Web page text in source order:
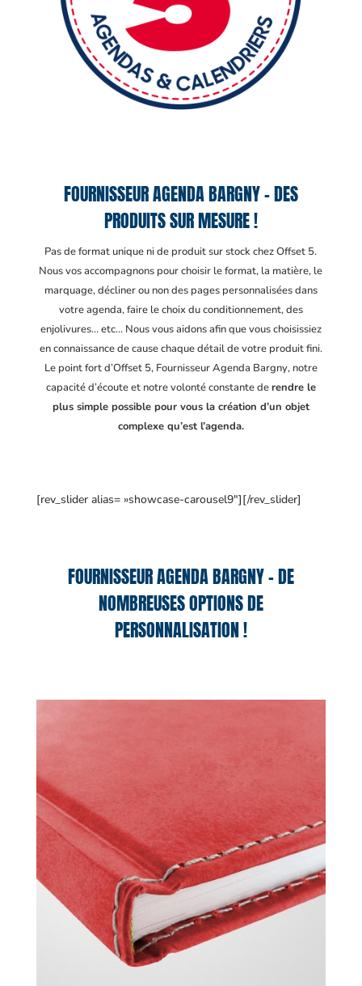
FOURNISSEUR AGENDA BARGNY – DES
PRODUITS SUR MESURE !
Pas de format unique ni de produit sur stock chez Offset 5.
Nous vos accompagnons pour choisir le format, la matière, le
marquage, décliner ou non des pages personnalisées dans
votre agenda, faire le choix du conditionnement, des
enjolivures… etc… Nous vous aidons afin que vous choisissiez
en connaissance de cause chaque détail de votre produit fini.
Le point fort d’Offset 5, Fournisseur Agenda Bargny, notre
capacité d’écoute et notre volonté constante derendre le
plus simple possible pour vous la création d’un objet
complexe qu’est l’agenda.
[rev_slider alias= »showcase-carousel9″][/rev_slider]
FOURNISSEUR AGENDA BARGNY – DE
NOMBREUSES OPTIONS DE
PERSONNALISATION !